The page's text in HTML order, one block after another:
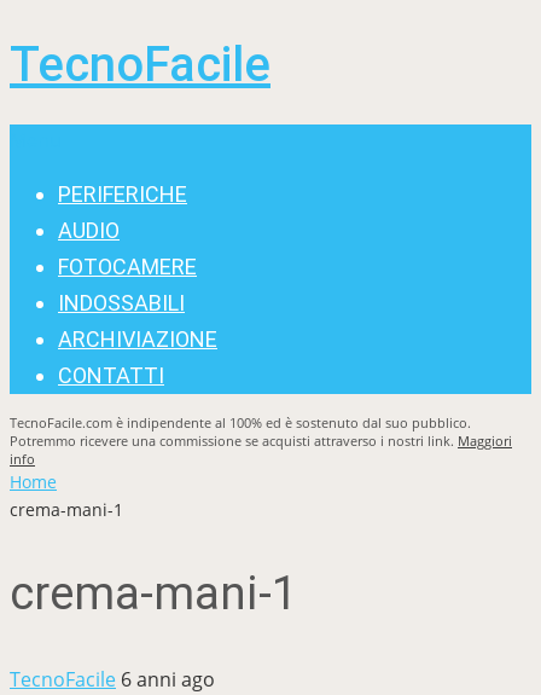
TecnoFacile
PERIFERICHE
AUDIO
FOTOCAMERE
INDOSSABILI
ARCHIVIAZIONE
CONTATTI
TecnoFacile.com è indipendente al 100% ed è sostenuto dal suo pubblico.
Potremmo ricevere una commissione se acquisti attraverso i nostri link. Maggiori
info
Home
crema-mani-1
crema-mani-1
TecnoFacile 6 anni ago